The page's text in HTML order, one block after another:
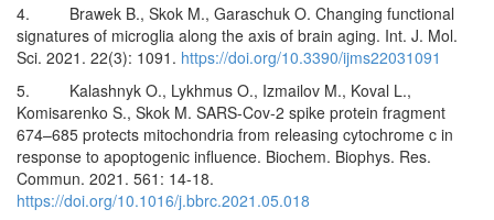
4. Brawek B., Skok M., Garaschuk O. Changing functional
signatures of microglia along the axis of brain aging. Int. J. Mol.
Sci. 2021. 22(3): 1091. https://doi.org/10.3390/ijms22031091
5. Kalashnyk O., Lykhmus O., Izmailov M., Koval L.,
Komisarenko S., Skok M. SARS-Cov-2 spike protein fragment
674–685 protects mitochondria from releasing cytochrome c in
response to apoptogenic influence. Biochem. Biophys. Res.
Commun. 2021. 561: 14-18.
https://doi.org/10.1016/j.bbrc.2021.05.018